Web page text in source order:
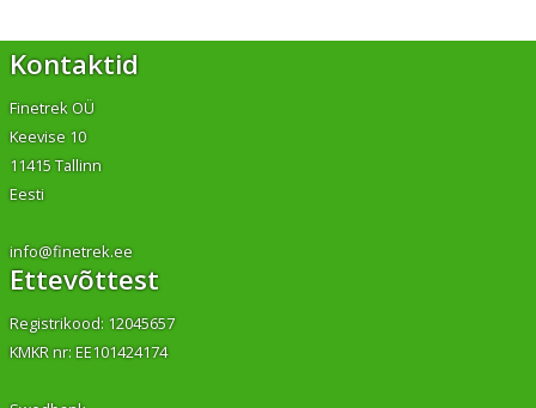
Kontaktid
Finetrek OÜ
Keevise 10
11415 Tallinn
Eesti
info@finetrek.ee
Ettevõttest
Registrikood: 12045657
KMKR nr: EE101424174